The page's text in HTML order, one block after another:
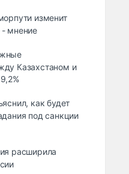
изменит
- мнение
Казахстаном и
как будет
под санкции
расширила